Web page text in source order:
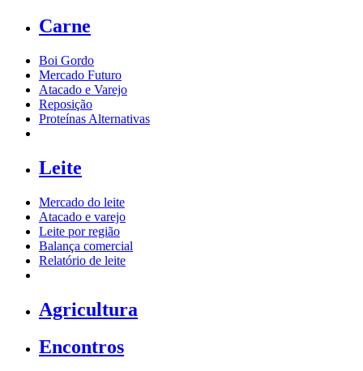
Carne
Boi Gordo
Mercado Futuro
Atacado e Varejo
Reposição
Proteínas Alternativas
Leite
Mercado do leite
Atacado e varejo
Leite por região
Balança comercial
Relatório de leite
Agricultura
Encontros